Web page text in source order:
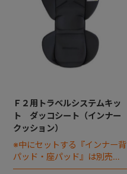
Ｆ２用トラベルシステムキッ
ト ダッコシート（インナー
クッション）
※中にセットする『インナー背
パッド・座パッド』は別売り
です